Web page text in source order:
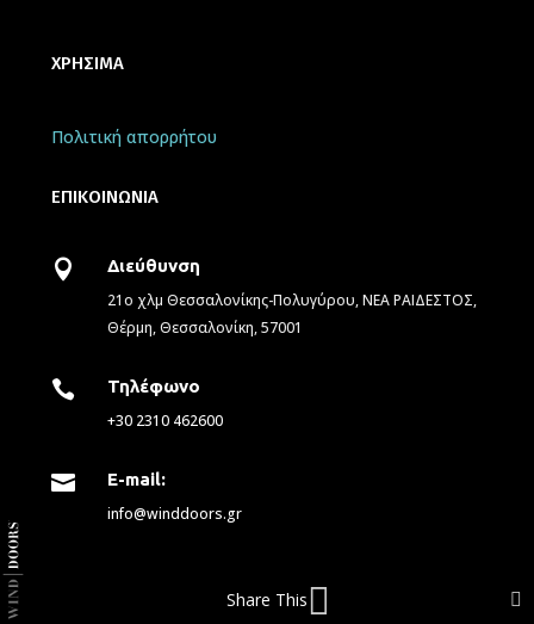
ΧΡΗΣΙΜΑ
Πολιτική απορρήτου
ΕΠΙΚΟΙΝΩΝΙΑ

Διεύθυνση
21ο χλμ Θεσσαλονίκης-Πολυγύρου, ΝΕΑ ΡΑΙΔΕΣΤΟΣ,
Θέρμη, Θεσσαλονίκη, 57001

Τηλέφωνο
+30 2310 462600

E-mail:
info@winddoors.gr
Share This